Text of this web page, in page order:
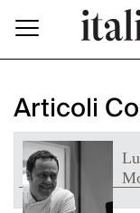
Articoli